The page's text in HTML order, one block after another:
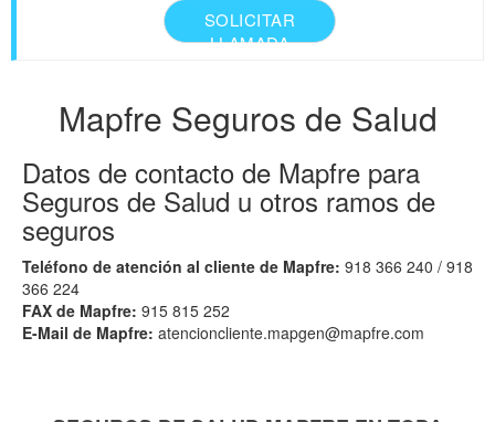
SOLICITAR
LLAMADA
Mapfre Seguros de Salud
Datos de contacto de Mapfre para
Seguros de Salud u otros ramos de
seguros
Teléfono de atención al cliente de Mapfre: 918 366 240 / 918
366 224
FAX de Mapfre: 915 815 252
E-Mail de Mapfre: atencioncliente.mapgen@mapfre.com